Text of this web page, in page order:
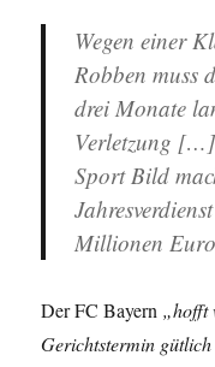
Wegen einer
Robben muss
drei Monate
Verletzung […]
Sport Bild
Millionen
Der FC Bayern „hofft
Gerichtstermin